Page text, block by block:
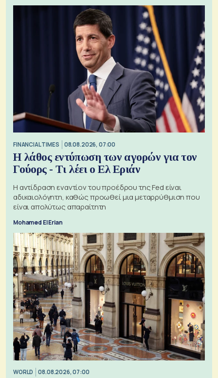
FINANCIAL TIMES 08.08.2026, 07:00
Η λάθος εντύπωση των αγορών για τον
Γούορς - Τι λέει ο Ελ Εριάν
Η αντίδραση εναντίον του προέδρου της Fed είναι
αδικαιολόγητη, καθώς προωθεί μια μεταρρύθμιση που
είναι απολύτως απαραίτητη
Mohamed El Erian
WORLD 08.08.2026, 07:00